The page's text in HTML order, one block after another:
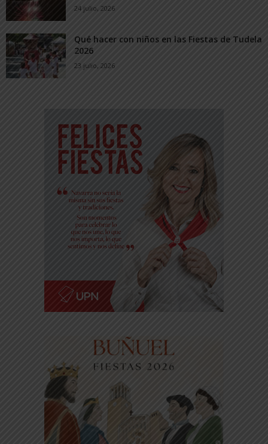
24 julio, 2026
Qué hacer con niños en las Fiestas de Tudela
2026
23 julio, 2026